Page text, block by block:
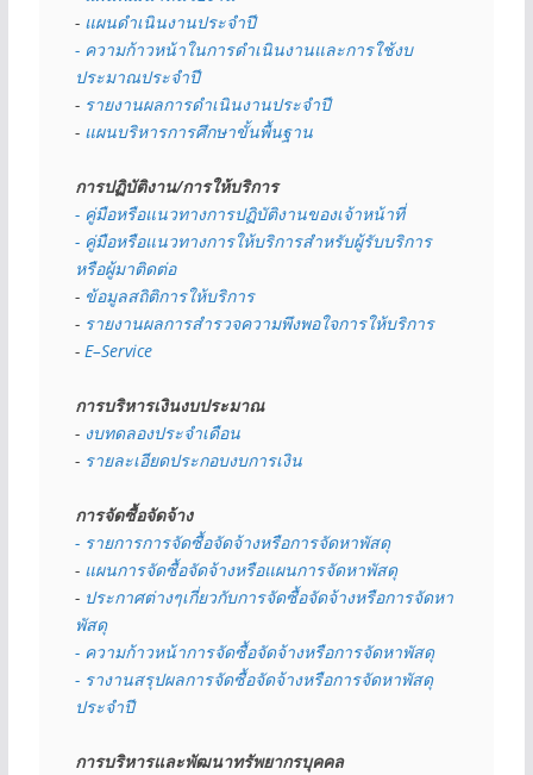
- แผนดำเนินงานประจำปี
- ความก้าวหน้าในการดำเนินงานและการใช้งบ
ประมาณประจำปี
- รายงานผลการดำเนินงานประจำปี
- แผนบริหารการศึกษาขั้นพื้นฐาน
การปฏิบัติงาน/การให้บริการ
- คู่มือหรือแนวทางการปฏิบัติงานของเจ้าหน้าที่
- คู่มือหรือแนวทางการให้บริการสำหรับผู้รับบริการ
หรือผู้มาติดต่อ
- ข้อมูลสถิติการให้บริการ
- รายงานผลการสำรวจความพึงพอใจการให้บริการ
- E–Service
การบริหารเงินงบประมาณ
- งบทดลองประจำเดือน
- รายละเอียดประกอบงบการเงิน
การจัดซื้อจัดจ้าง
- รายการการจัดซื้อจัดจ้างหรือการจัดหาพัสดุ
- แผนการจัดซื้อจัดจ้างหรือแผนการจัดหาพัสดุ
- ประกาศต่างๆเกี่ยวกับการจัดซื้อจัดจ้างหรือการจัดหา
พัสดุ
- ความก้าวหน้าการจัดซื้อจัดจ้างหรือการจัดหาพัสดุ
- รางานสรุปผลการจัดซื้อจัดจ้างหรือการจัดหาพัสดุ
ประจำปี
การบริหารและพัฒนาทรัพยากรบุคคล